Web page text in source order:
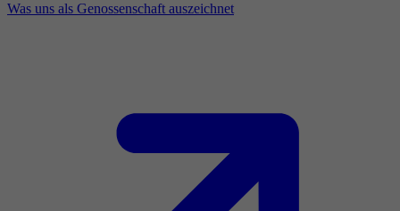
Was uns als Genossenschaft auszeichnet